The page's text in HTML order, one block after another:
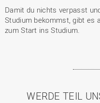
Damit du nichts verpasst
Studium bekommst, gibt es
zum Start ins Studium.
WERDE TEIL